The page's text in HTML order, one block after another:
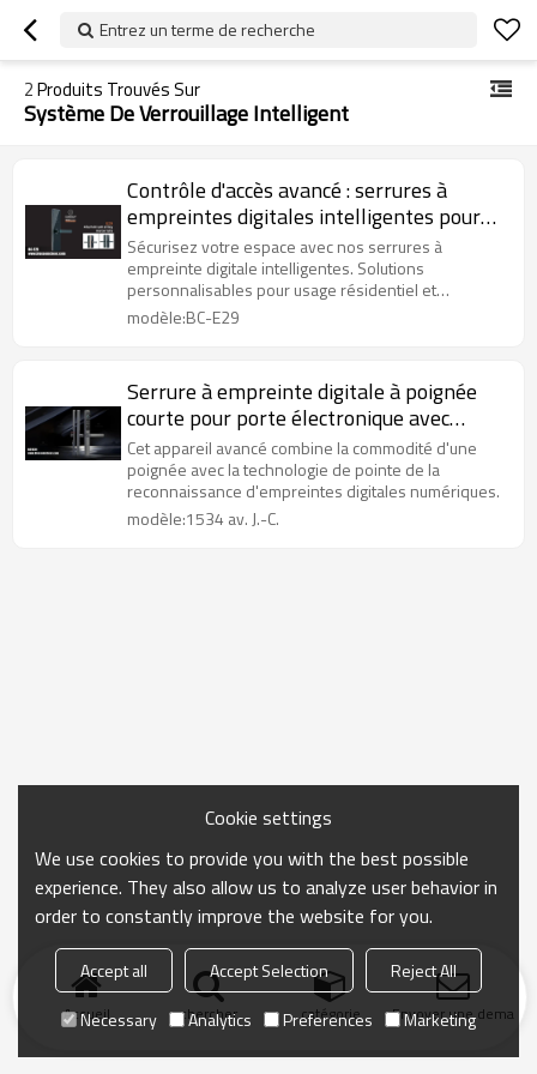
Entrez un terme de recherche
2Produits Trouvés Sur
Système De Verrouillage Intelligent
Contrôle d'accès avancé : serrures à
empreintes digitales intelligentes pour
les besoins résidentiels et commerciaux
Sécurisez votre espace avec nos serrures à
empreinte digitale intelligentes. Solutions
personnalisables pour usage résidentiel et
commercial.
modèle:BC-E29
Serrure à empreinte digitale à poignée
courte pour porte électronique avec
application intelligente
Cet appareil avancé combine la commodité d'une
poignée avec la technologie de pointe de la
reconnaissance d'empreintes digitales numériques.
modèle:1534 av. J.-C.
Accueil chercher catégorie Envoyer une
Cookie settings
We use cookies to provide you with the best possible
experience. They also allow us to analyze user behavior in
order to constantly improve the website for you.
Accept all Accept Selection
Reject All
Necessary
Analytics Preferences Marketing